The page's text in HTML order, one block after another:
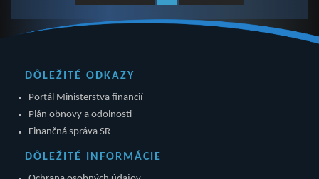
DÔLEŽITÉ ODKAZY
Portál Ministerstva financií
Plán obnovy a odolnosti
Finančná správa SR
DÔLEŽITÉ INFORMÁCIE